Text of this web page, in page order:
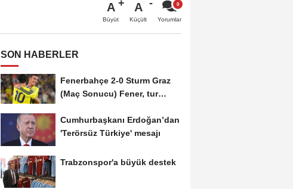
A
Büyüt
A
Küçült Yorumlar
SON HABERLER
Fenerbahçe 2-0 Sturm Graz
(Maç Sonucu) Fener, tur
Cumhurbaşkanı Erdoğan’dan
'Terörsüz Türkiye' mesajı
Trabzonspor'a büyük destek